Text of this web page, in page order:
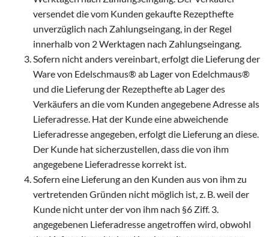
versendet die vom Kunden gekaufte Rezepthefte
unverzüglich nach Zahlungseingang, in der Regel
innerhalb von 2 Werktagen nach Zahlungseingang.
Sofern nicht anders vereinbart, erfolgt die Lieferung der
Ware von Edelschmaus® ab Lager von Edelchmaus®
und die Lieferung der Rezepthefte ab Lager des
Verkäufers an die vom Kunden angegebene Adresse als
Lieferadresse. Hat der Kunde eine abweichende
Lieferadresse angegeben, erfolgt die Lieferung an diese.
Der Kunde hat sicherzustellen, dass die von ihm
angegebene Lieferadresse korrekt ist.
Sofern eine Lieferung an den Kunden aus von ihm zu
vertretenden Gründen nicht möglich ist, z. B. weil der
Kunde nicht unter der von ihm nach §6 Ziff. 3.
angegebenen Lieferadresse angetroffen wird, obwohl